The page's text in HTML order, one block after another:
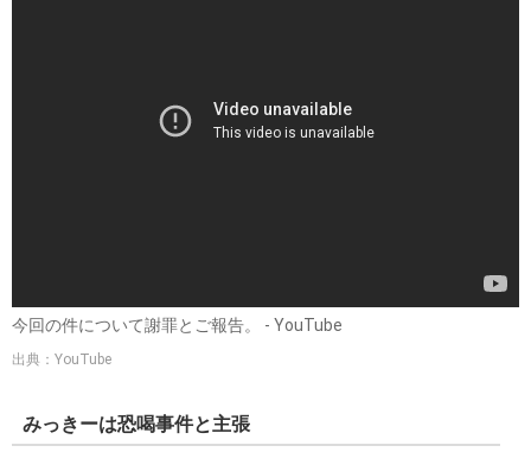
今回の件について謝罪とご報告。 - YouTube
出典：YouTube
みっきーは恐喝事件と主張